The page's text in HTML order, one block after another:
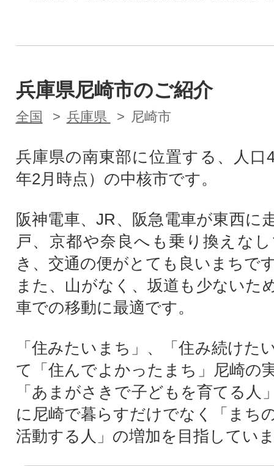
兵庫県尼崎市のご紹介
全国 兵庫県 尼崎市
兵庫県の南東部に位置する、人口
年2月時点）の中核市です。
阪神電車、JR、阪急電車が東西に
戸、京都や奈良へも乗り換えな
き、交通の便がとても良いまちで
また、山がなく、坂道も少ないた
車での移動に最適です。
「住みたいまち」、「住み続けた
て「住んでよかったまち」尼崎の
「あまがさきで子どもを育てる人
に尼崎で暮らすだけでなく「まち
活動する人」の増加を目指してい